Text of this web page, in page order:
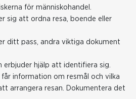
för människohandel.
sig att ordna resa, boende eller
ditt pass, andra viktiga dokument
erbjuder hjälp att identifiera sig.
information om resmål och vilka
arrangera resan. Dokumentera det